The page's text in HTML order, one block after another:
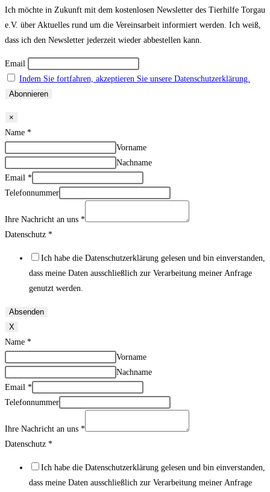
Ich möchte in Zukunft mit dem kostenlosen Newsletter des Tierhilfe Torgau
e.V. über Aktuelles rund um die Vereinsarbeit informiert werden. Ich weiß,
dass ich den Newsletter jederzeit wieder abbestellen kann.
Email
Indem Sie fortfahren, akzeptieren Sie unsere Datenschutzerklärung.
×
Name *
Vorname
Nachname
Email *
Telefonnummer
Ihre Nachricht an uns *
Datenschutz *
Ich habe die Datenschutzerklärung gelesen und bin einverstanden,
dass meine Daten ausschließlich zur Verarbeitung meiner Anfrage
genutzt werden.
Absenden
X
Name *
Vorname
Nachname
Email *
Telefonnummer
Ihre Nachricht an uns *
Datenschutz *
Ich habe die Datenschutzerklärung gelesen und bin einverstanden,
dass meine Daten ausschließlich zur Verarbeitung meiner Anfrage